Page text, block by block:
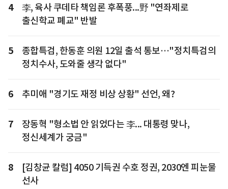
4
李, 육사 쿠데타 책임론 후폭풍...野 "연좌제로
출신학교 폐교" 반발
5
종합특검, 한동훈 의원 12일 출석 통보…"정치특검의
정치수사, 도와줄 생각 없다"
6 추미애 "경기도 재정 비상 상황" 선언, 왜?
7
장동혁 "형소법 안 읽었다는 李... 대통령 맞나,
정신세계가 궁금"
8
[김창균 칼럼] 4050 기득권 수호 정권, 2030엔 피눈물
선사